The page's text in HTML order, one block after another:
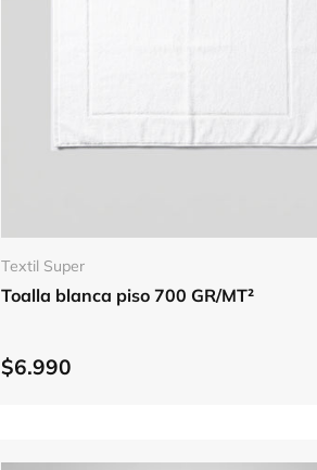
Textil Super
Toalla blanca piso 700 GR/MT²
$6.990